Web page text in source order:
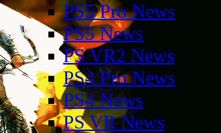
PS5 Pro News
PS5 News
PS VR2 News
PS4 Pro News
PS4 News
PS VR News